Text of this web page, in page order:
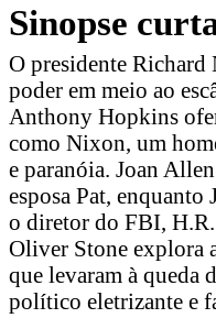
Sinopse
O presidente
poder em meio ao
Anthony Hopkins
como Nixon, um
e paranóia. Joan
esposa Pat, enquanto
o diretor do FBI,
Oliver Stone explora
que levaram à queda
político eletrizante e